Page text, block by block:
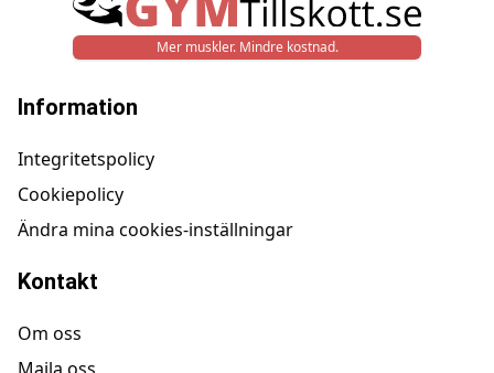
Mer muskler. Mindre kostnad.
Information
Integritetspolicy
Cookiepolicy
Ändra mina cookies-inställningar
Kontakt
Om oss